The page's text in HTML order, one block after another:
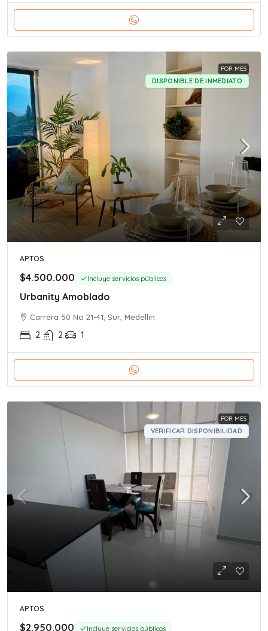
POR MES
DISPONIBLE DE INMEDIATO
APTOS
$4.500.000 Incluye servicios públicos
Urbanity Amoblado
Carrera 50 No 21-41, Sur, Medellin
2 2 1
POR MES
VERIFICAR DISPONIBILIDAD
APTOS
$2.950.000 Incluye servicios públicos